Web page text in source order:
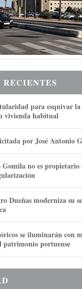
para esquivar
vivienda habitual
por José Antonio
Gomila no es
Dueñas moderniza su
se iluminarán con
patrimonio portuense